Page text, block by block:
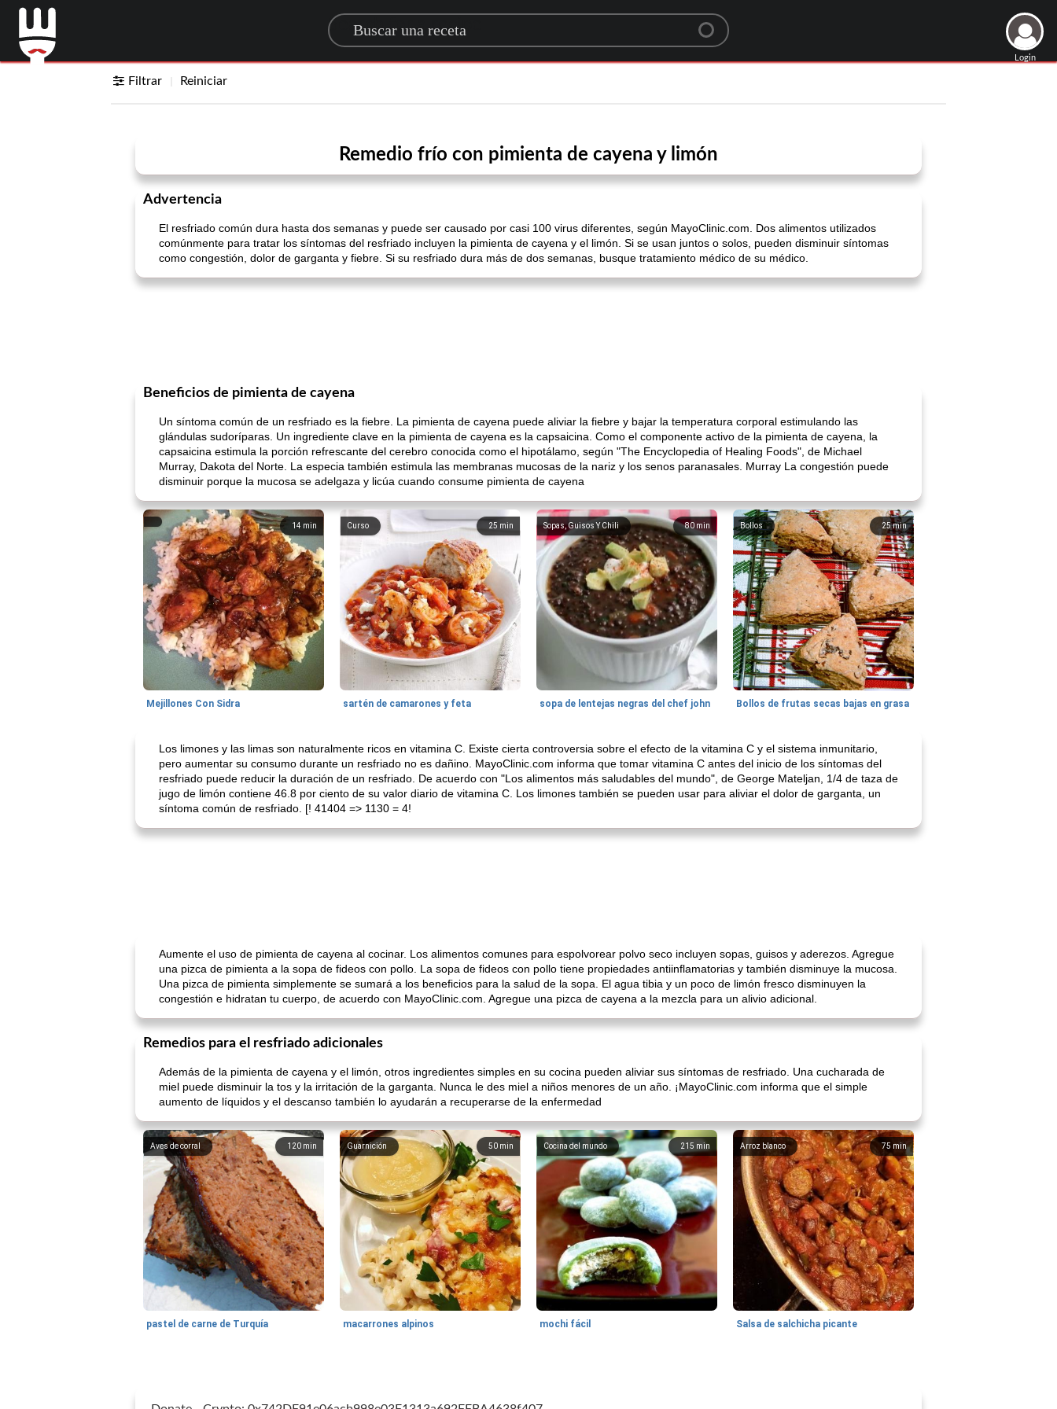
Search for a recipe
Login
Filtrar Reiniciar
Remedio frío con pimienta de cayena y limón
Advertencia
El resfriado común dura hasta dos semanas y puede ser causado por casi 100 virus diferentes, según MayoClinic.com. Dos alimentos utilizados
comúnmente para tratar los síntomas del resfriado incluyen la pimienta de cayena y el limón. Si se usan juntos o solos, pueden disminuir síntomas
como congestión, dolor de garganta y fiebre. Si su resfriado dura más de dos semanas, busque tratamiento médico de su médico.
Beneficios de pimienta de cayena
Un síntoma común de un resfriado es la fiebre. La pimienta de cayena puede aliviar la fiebre y bajar la temperatura corporal estimulando las
glándulas sudoríparas. Un ingrediente clave en la pimienta de cayena es la capsaicina. Como el componente activo de la pimienta de cayena, la
capsaicina estimula la porción refrescante del cerebro conocida como el hipotálamo, según "The Encyclopedia of Healing Foods", de Michael
Murray, Dakota del Norte. La especia también estimula las membranas mucosas de la nariz y los senos paranasales. Murray La congestión puede
disminuir porque la mucosa se adelgaza y licúa cuando consume pimienta de cayena
14 min
Mejillones Con Sidra
25 min
Curso
sartén de camarones y feta
80 min
Sopas, Guisos Y Chili
sopa de lentejas negras del chef john
25min
Bollos
Bollos de frutas secas bajas en grasa
Los limones y las limas son naturalmente ricos en vitamina C. Existe cierta controversia sobre el efecto de la vitamina C y el sistema inmunitario,
pero aumentar su consumo durante un resfriado no es dañino. MayoClinic.com informa que tomar vitamina C antes del inicio de los síntomas del
resfriado puede reducir la duración de un resfriado. De acuerdo con "Los alimentos más saludables del mundo", de George Mateljan, 1/4 de taza de
jugo de limón contiene 46.8 por ciento de su valor diario de vitamina C. Los limones también se pueden usar para aliviar el dolor de garganta, un
síntoma común de resfriado. [! 41404 => 1130 = 4!
Aumente el uso de pimienta de cayena al cocinar. Los alimentos comunes para espolvorear polvo seco incluyen sopas, guisos y aderezos. Agregue
una pizca de pimienta a la sopa de fideos con pollo. La sopa de fideos con pollo tiene propiedades antiinflamatorias y también disminuye la mucosa.
Una pizca de pimienta simplemente se sumará a los beneficios para la salud de la sopa. El agua tibia y un poco de limón fresco disminuyen la
congestión e hidratan tu cuerpo, de acuerdo con MayoClinic.com. Agregue una pizca de cayena a la mezcla para un alivio adicional.
Remedios para el resfriado adicionales
Además de la pimienta de cayena y el limón, otros ingredientes simples en su cocina pueden aliviar sus síntomas de resfriado. Una cucharada de
miel puede disminuir la tos y la irritación de la garganta. Nunca le des miel a niños menores de un año. ¡MayoClinic.com informa que el simple
aumento de líquidos y el descanso también lo ayudarán a recuperarse de la enfermedad
120 min
Aves de corral
pastel de carne de Turquía
50 min
Guarnición
macarrones alpinos
215 min
Cocina del mundo
mochi fácil
75 min
Arroz blanco
Salsa de salchicha picante